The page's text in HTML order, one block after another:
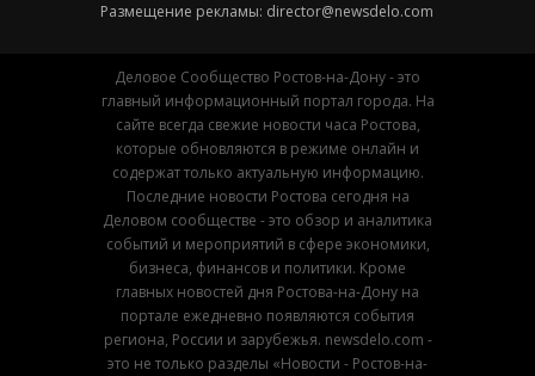
Размещение рекламы: director@newsdelo.com
Деловое Сообщество Ростов-на-Дону - это
главный информационный портал города. На
сайте всегда свежие новости часа Ростова,
которые обновляются в режиме онлайн и
содержат только актуальную информацию.
Последние новости Ростова сегодня на
Деловом сообществе - это обзор и аналитика
событий и мероприятий в сфере экономики,
бизнеса, финансов и политики. Кроме
главных новостей дня Ростова-на-Дону на
портале ежедневно появляются события
региона, России и зарубежья. newsdelo.com -
это не только разделы «Новости - Ростов-на-